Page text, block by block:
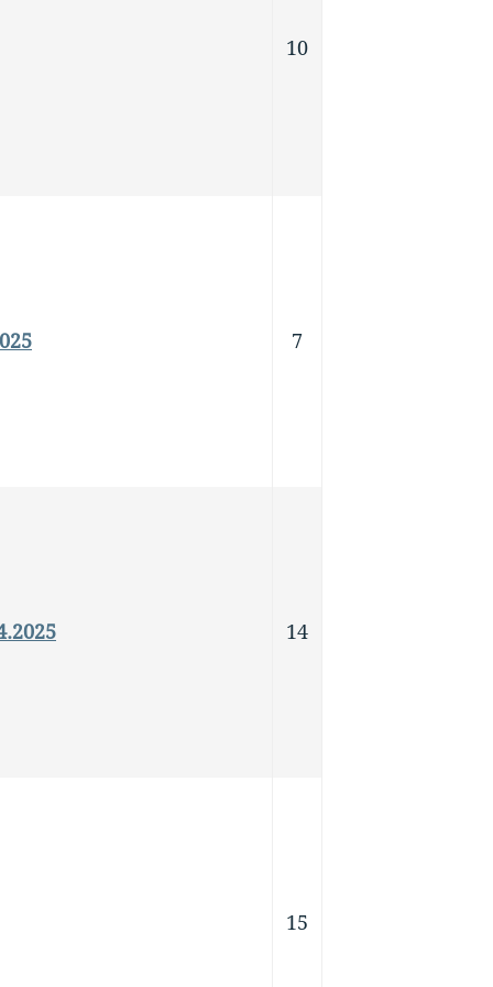
10
7
14
15